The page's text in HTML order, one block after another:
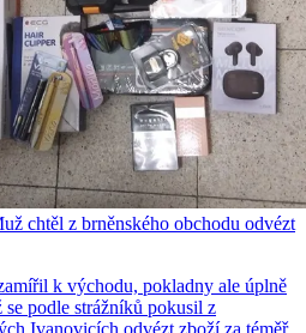
chtěl z brněnského obchodu odvézt
k východu, pokladny ale úplně
podle strážníků pokusil z
Ivanovicích odvézt zboží za téměř